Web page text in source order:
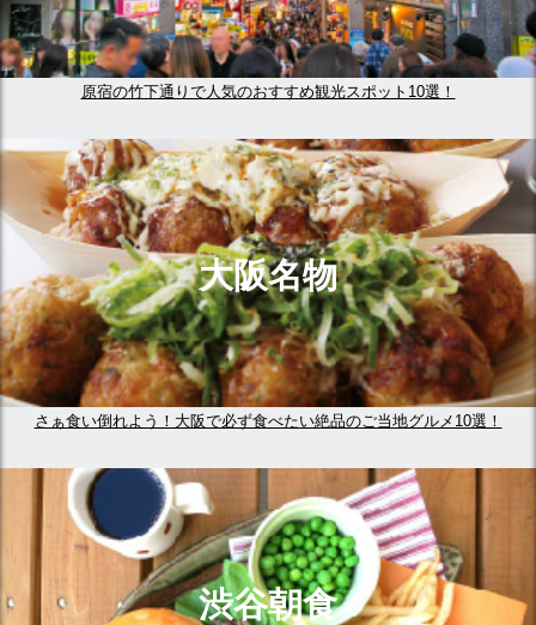
原宿の竹下通りで人気のおすすめ観光スポット10選！
大阪名物
さぁ食い倒れよう！大阪で必ず食べたい絶品のご当地グルメ10選！
渋谷朝食